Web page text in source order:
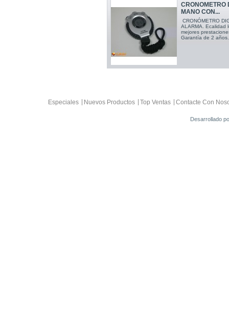
CRONOMETRO
MANO CON...
CRONÓMETRO
ALARMA. Ecalidad
mejores
Garantía de 2 años.
Especiales Nuevos Productos Top Ventas Contacte Con
Desarrollado